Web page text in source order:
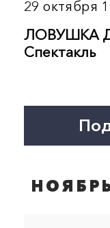
27 ноября 19:00